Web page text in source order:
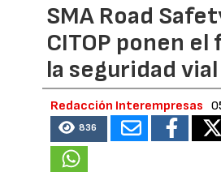
SMA Road
CITOP ponen el
la seguridad vial
Redacción Interempresas
836